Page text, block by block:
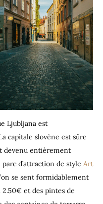
Ljubljana est
capitale slovène est sûre
devenu entièrement
d’attraction de style Art
se sent formidablement
2.50€ et des pintes de